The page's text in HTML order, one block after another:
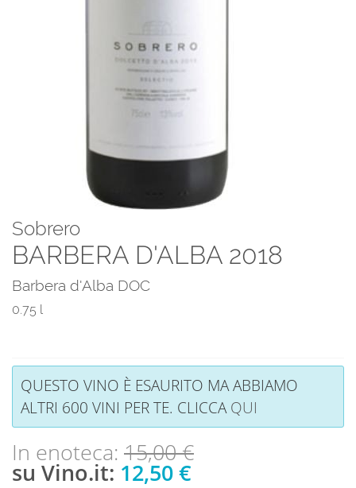
Sobrero
BARBERA D'ALBA 2018
Barbera d'Alba DOC
0.75 l
QUESTO VINO È ESAURITO MA ABBIAMO
ALTRI 600 VINI PER TE. CLICCAQUI
In enoteca: 15,00 €
su Vino.it: 12,50 €